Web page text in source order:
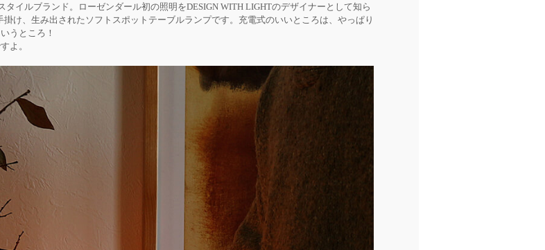
イルブランド。ローゼンダール初の照明をDESIGN WITH LIGHTのデザイナーとして知ら
け、生み出されたソフトスポットテーブルランプです。充電式のいいところは、やっぱり
うところ！
よ。